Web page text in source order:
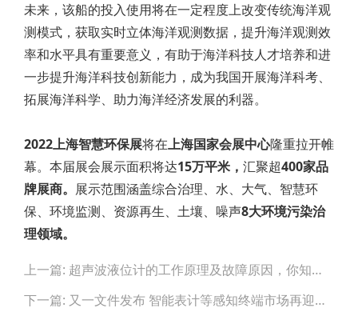
未来，该船的投入使用将在一定程度上改变传统海洋观
测模式，获取实时立体海洋观测数据，提升海洋观测效
率和水平具有重要意义，有助于海洋科技人才培养和进
一步提升海洋科技创新能力，成为我国开展海洋科考、
拓展海洋科学、助力海洋经济发展的利器。
2022上海智慧环保展将在上海国家会展中心隆重拉开帷
幕。本届展会展示面积将达15万平米， 汇聚超400家品
牌展商。 展示范围涵盖综合治理、水、大气、智慧环
保、环境监测、资源再生、土壤、噪声8大环境污染治
理领域。
navigation
上一篇: 超声波液位计的工作原理及故障原因，你知道吗？
下一篇: 又一文件发布 智能表计等感知终端市场再迎新机遇